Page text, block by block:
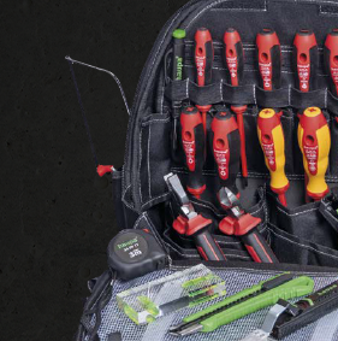
ECOLINE MINI
ECOLINE MINI
Bekijk de website
Ecoline Mini is een serie
Naast losse armaturen is er
met nauwelijks schaduw
De armaturen zijn verkrijgbaar